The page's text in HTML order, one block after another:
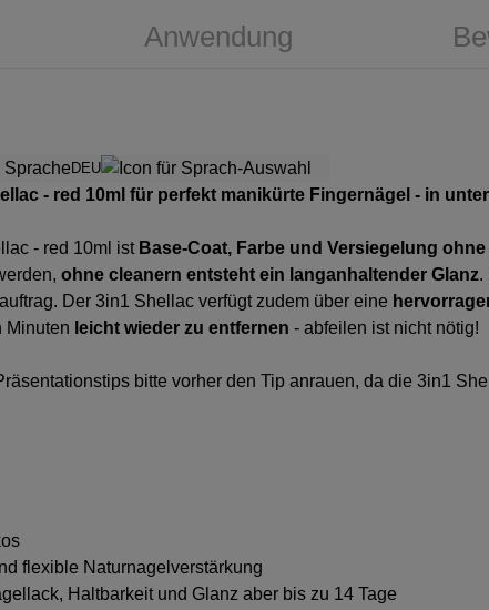
Anwendung
DEU
- red 10ml für perfekt manikürte Fingernägel - in
- red 10ml ist Base-Coat, Farbe und Versiegelung
ohne cleanern entsteht ein langanhaltender Glanz.
Der 3in1 Shellac verfügt zudem über eine
Minuten leicht wieder zu entfernen - abfeilen ist nicht nötig!
bitte vorher den Tip anrauen, da die 3in1
flexible Naturnagelverstärkung
Haltbarkeit und Glanz aber bis zu 14 Tage